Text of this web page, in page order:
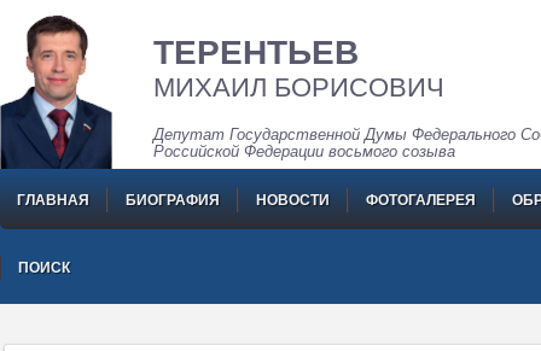
ТЕРЕНТЬЕВ
МИХАИЛ БОРИСОВИЧ
Депутат Государственной Думы Федерального
Российской Федерации восьмого созыва
ГЛАВНАЯ БИОГРАФИЯ НОВОСТИ ФОТОГАЛЕРЕЯ
ПОИСК